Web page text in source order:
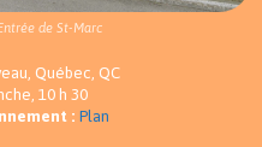
de St-Marc
Québec, QC
10 h 30
: Plan